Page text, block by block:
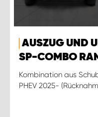
AUSZUG UND
SP-COMBO
Kombination aus
PHEV 2025-